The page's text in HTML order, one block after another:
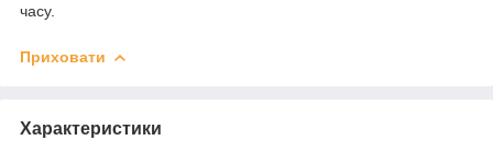
часу.
Приховати
Характеристики